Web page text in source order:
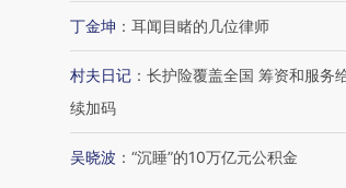
丁金坤 ： 耳闻目睹的几位律师
村夫日记 ： 长护险覆盖全国 筹资和服务
续加码
吴晓波 ： “沉睡”的10万亿元公积金